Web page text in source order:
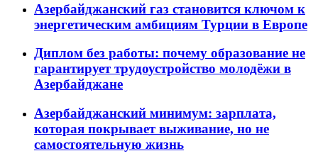
Азербайджанский газ становится ключом к
энергетическим амбициям Турции в Европе
Диплом без работы: почему образование не
гарантирует трудоустройство молодёжи в
Азербайджане
Азербайджанский минимум: зарплата,
которая покрывает выживание, но не
самостоятельную жизнь